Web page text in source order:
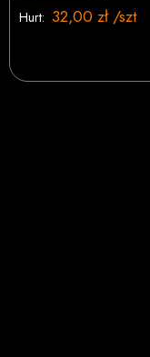
Hurt: 32,00 zł /szt